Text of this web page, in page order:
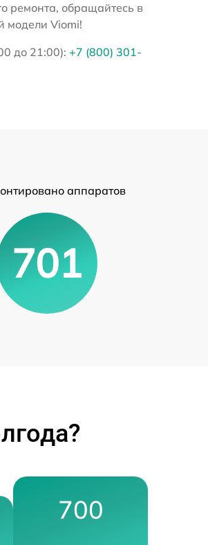
ремонта, обращайтесь в
модели Viomi!
до 21:00): +7 (800) 301-
аппаратов
701
700